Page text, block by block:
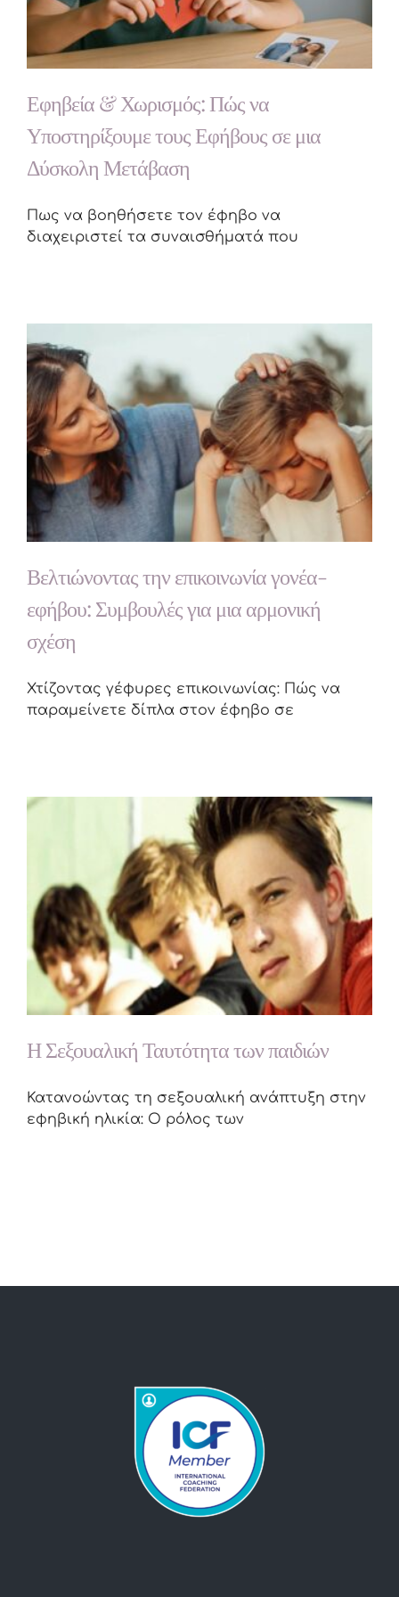
Εφηβεία & Χωρισμός: Πώς να
Υποστηρίξουμε τους Εφήβους σε μια
Δύσκολη Μετάβαση
Πως να βοηθήσετε τον έφηβο να
διαχειριστεί τα συναισθήματά που
Βελτιώνοντας την επικοινωνία γονέα-
εφήβου: Συμβουλές για μια αρμονική
σχέση
Χτίζοντας γέφυρες επικοινωνίας: Πώς να
παραμείνετε δίπλα στον έφηβο σε
Η Σεξουαλική Ταυτότητα των παιδιών
Κατανοώντας τη σεξουαλική ανάπτυξη στην
εφηβική ηλικία: Ο ρόλος των